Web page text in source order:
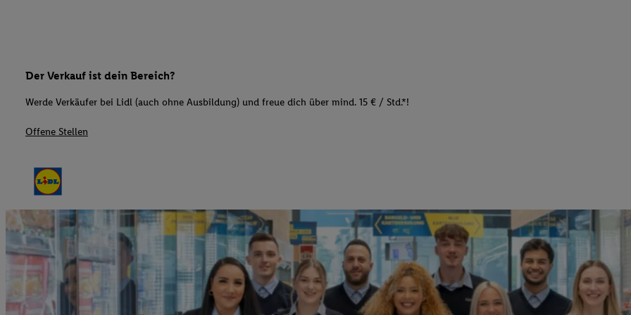
Der Verkauf ist dein Bereich?
Werde Verkäufer bei Lidl (auch ohne Ausbildung) und freue dich über mind. 15 € / Std.*!
Offene Stellen